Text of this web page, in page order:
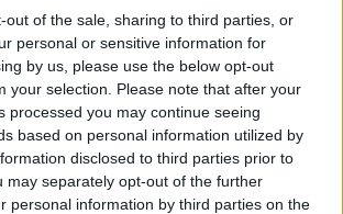
out of the sale, sharing to third parties, or
personal or sensitive information for
by us, please use the below opt-out
your selection. Please note that after your
processed you may continue seeing
based on personal information utilized by
disclosed to third parties prior to
may separately opt-out of the further
personal information by third parties on the